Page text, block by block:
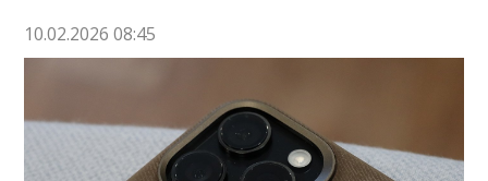
10.02.2026 08:45